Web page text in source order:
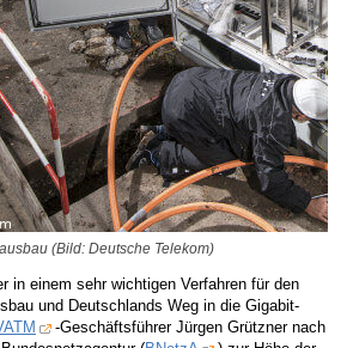
(Bild: Deutsche Telekom)
in einem sehr wichtigen Verfahren für den
und Deutschlands Weg in die Gigabit-
-Geschäftsführer Jürgen Grützner nach